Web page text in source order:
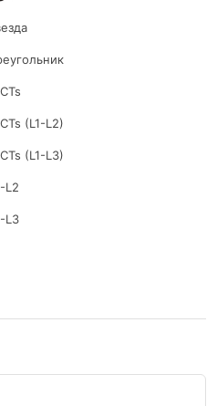
(L1-L2)
(L1-L3)
L2
L3